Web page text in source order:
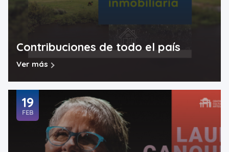
Contribuciones de todo el país
Ver más
19
FEB